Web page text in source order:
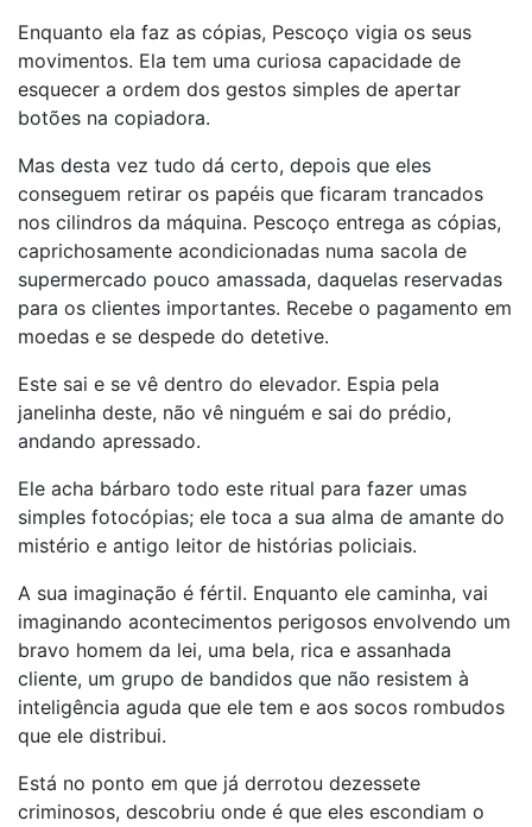
Enquanto ela faz as cópias, Pescoço vigia os seus
movimentos. Ela tem uma curiosa capacidade de
esquecer a ordem dos gestos simples de apertar
botões na copiadora.
Mas desta vez tudo dá certo, depois que eles
conseguem retirar os papéis que ficaram trancados
nos cilindros da máquina. Pescoço entrega as cópias,
caprichosamente acondicionadas numa sacola de
supermercado pouco amassada, daquelas reservadas
para os clientes importantes. Recebe o pagamento em
moedas e se despede do detetive.
Este sai e se vê dentro do elevador. Espia pela
janelinha deste, não vê ninguém e sai do prédio,
andando apressado.
Ele acha bárbaro todo este ritual para fazer umas
simples fotocópias; ele toca a sua alma de amante do
mistério e antigo leitor de histórias policiais.
A sua imaginação é fértil. Enquanto ele caminha, vai
imaginando acontecimentos perigosos envolvendo um
bravo homem da lei, uma bela, rica e assanhada
cliente, um grupo de bandidos que não resistem à
inteligência aguda que ele tem e aos socos rombudos
que ele distribui.
Está no ponto em que já derrotou dezessete
criminosos, descobriu onde é que eles escondiam o